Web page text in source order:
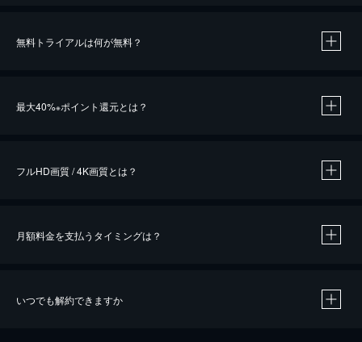
無料トライアルは何が無料？
最大40%※ポイント還元とは？
※40％ポイント還元の対象は、クレジットカード決済による作品の購入 / レンタルです。
フルHD画質 / 4K画質とは？
月額料金を支払うタイミングは？
いつでも解約できますか